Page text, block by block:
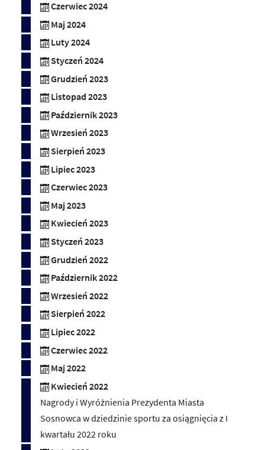
Czerwiec 2024
Maj 2024
Luty 2024
Styczeń 2024
Grudzień 2023
Listopad 2023
Październik 2023
Wrzesień 2023
Sierpień 2023
Lipiec 2023
Czerwiec 2023
Maj 2023
Kwiecień 2023
Styczeń 2023
Grudzień 2022
Październik 2022
Wrzesień 2022
Sierpień 2022
Lipiec 2022
Czerwiec 2022
Maj 2022
Kwiecień 2022
Nagrody i Wyróżnienia Prezydenta Miasta
Sosnowca w dziedzinie sportu za osiągnięcia z I
kwartału 2022 roku